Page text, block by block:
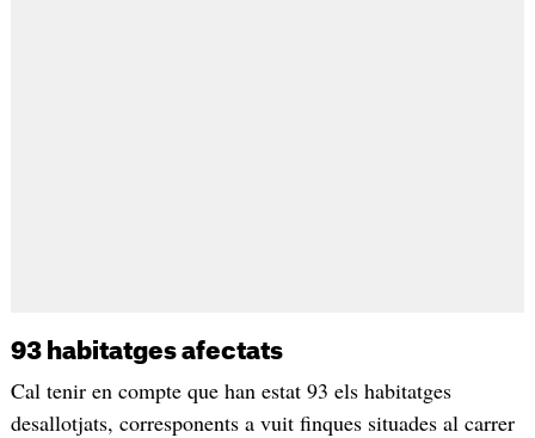
93 habitatges afectats
Cal tenir en compte que han estat 93 els habitatges
desallotjats, corresponents a vuit finques situades al carrer